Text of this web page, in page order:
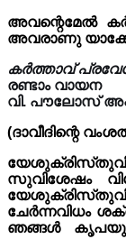
അവന്റെമേൽ
അവരാണു
കർത്താവ്
രണ്ടാം വായന
വി. പൗലോസ്
(ദാവീദിന്റെ
സുവിശേഷം
ചേർന്നവിധം
ഞങ്ങൾ കൃപയും